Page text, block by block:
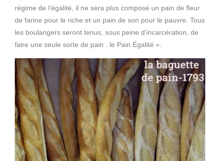
régime de l’égalité, il ne sera plus composé un pain de fleur
de farine pour le riche et un pain de son pour le pauvre. Tous
les boulangers seront tenus, sous peine d’incarcération, de
faire une seule sorte de pain : le Pain Égalité ».